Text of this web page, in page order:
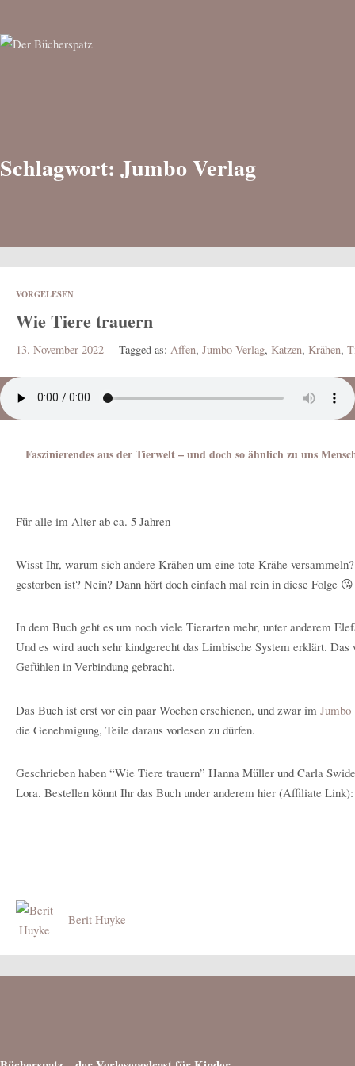
Schlagwort: Jumbo Verlag
VORGELESEN
Wie Tiere trauern
13. November 2022 Tagged as: Affen, Jumbo Verlag, Katzen, Krähen,
Faszinierendes aus der Tierwelt – und doch so ähnlich zu uns
Für alle im Alter ab ca. 5 Jahren
Wisst Ihr, warum sich andere Krähen um eine tote Krähe
gestorben ist? Nein? Dann hört doch einfach mal rein in diese Folge 😘
In dem Buch geht es um noch viele Tierarten mehr, unter anderem
Und es wird auch sehr kindgerecht das Limbische System erklärt.
Gefühlen in Verbindung gebracht.
Das Buch ist erst vor ein paar Wochen erschienen, und zwar im
die Genehmigung, Teile daraus vorlesen zu dürfen.
Geschrieben haben “Wie Tiere trauern” Hanna Müller und Carla
Lora. Bestellen könnt Ihr das Buch under anderem hier (Affiliate Link):
Berit Huyke